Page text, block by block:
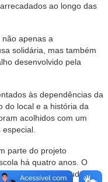
ao longo das
apenas a
solidária, mas também
desenvolvido pela
às dependências da
do local e a história da
acolhidos com um
parte do projeto
há quatro anos. O
de boas atitudes,